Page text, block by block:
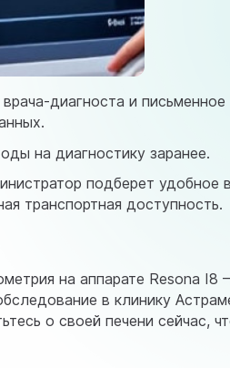
диагноста и
на диагностику заранее.
подберет удобное
транспортная доступность.
на аппарате Resona
в клинику
о своей печени сейчас,